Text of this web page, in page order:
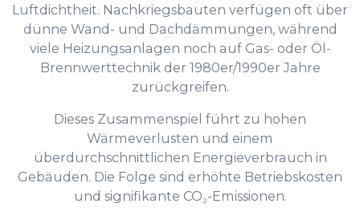
Luftdichtheit. Nachkriegsbauten verfügen oft über
dünne Wand- und Dachdämmungen, während
viele Heizungsanlagen noch auf Gas- oder Öl-
Brennwerttechnik der 1980er/1990er Jahre
zurückgreifen.
Dieses Zusammenspiel führt zu hohen
Wärmeverlusten und einem
überdurchschnittlichen Energieverbrauch in
Gebäuden. Die Folge sind erhöhte Betriebskosten
und signifikante CO₂-Emissionen.